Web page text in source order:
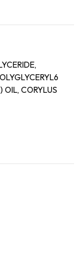
OIL, CORYLUS